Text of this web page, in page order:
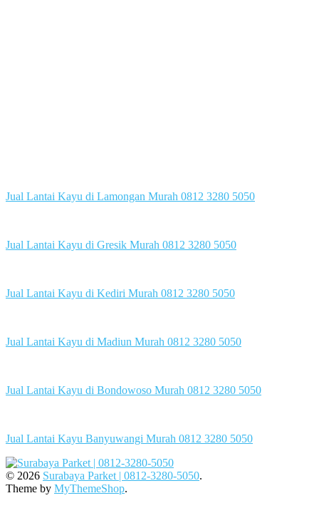
Jual Lantai Kayu di Lamongan Murah 0812 3280 5050
Jual Lantai Kayu di Gresik Murah 0812 3280 5050
Jual Lantai Kayu di Kediri Murah 0812 3280 5050
Jual Lantai Kayu di Madiun Murah 0812 3280 5050
Jual Lantai Kayu di Bondowoso Murah 0812 3280 5050
Jual Lantai Kayu Banyuwangi Murah 0812 3280 5050
© 2026 Surabaya Parket | 0812-3280-5050.
Theme by MyThemeShop.